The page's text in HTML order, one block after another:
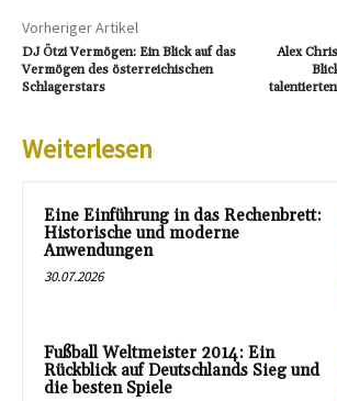
Vorheriger Artikel
DJ Ötzi Vermögen: Ein Blick auf das
Vermögen des österreichischen
Schlagerstars
Alex
Weiterlesen
Eine Einführung in das Rechenbrett:
Historische und moderne
Anwendungen
30.07.2026
Fußball Weltmeister 2014: Ein
Rückblick auf Deutschlands Sieg und
die besten Spiele